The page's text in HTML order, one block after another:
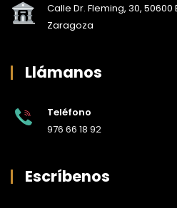
Calle Dr. Fleming, 30,
Zaragoza
Llámanos
Teléfono
976 66 18 92
Escríbenos